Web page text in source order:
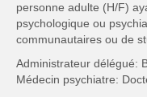
personne adulte (H/F)
psychologique ou
communautaires ou de
Administrateur délégué:
Médecin psychiatre: